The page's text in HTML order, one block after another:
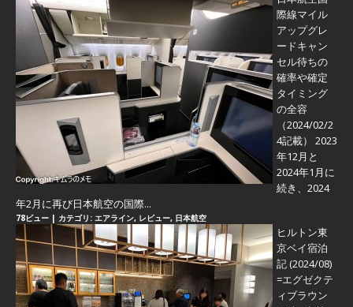
際線マイル
アップグレ
ードキャン
セル待ちの
確率や確定
タイミング
の全容
（2024/02/2
4記載） 2023
年12月と
2024年1月に
続き、2024
年2月に再び日本航空の国際...
78ビュー | カテゴリ: エアライン, レビュー, 日本航空
ヒルトン東
京ベイ宿泊
記 (2024/08)
=エグゼクテ
ィブラウン